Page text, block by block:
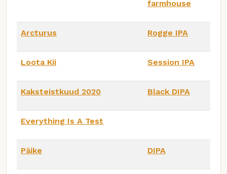
farmhouse
Arcturus Rogge IPA
Loota Kii Session IPA
Kaksteistkuud 2020 Black DIPA
Everything Is A Test
Päike DIPA